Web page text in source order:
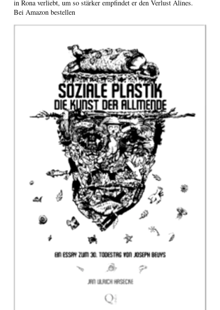
in Rona verliebt, um so stärker empfindet er den Verlust Alines.
Bei Amazon bestellen